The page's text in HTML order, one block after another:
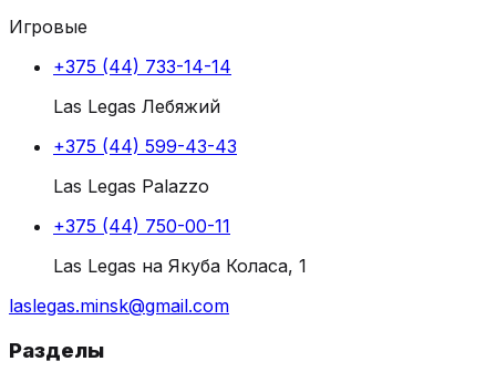
Игровые
+375 (44) 733-14-14
Las Legas Лебяжий
+375 (44) 599-43-43
Las Legas Palazzo
+375 (44) 750-00-11
Las Legas на Якуба Коласа, 1
laslegas.minsk@gmail.com
Разделы